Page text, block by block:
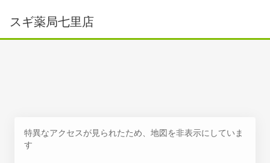
スギ薬局七里店
特異なアクセスが見られたため、地図を非表示にしていま
す